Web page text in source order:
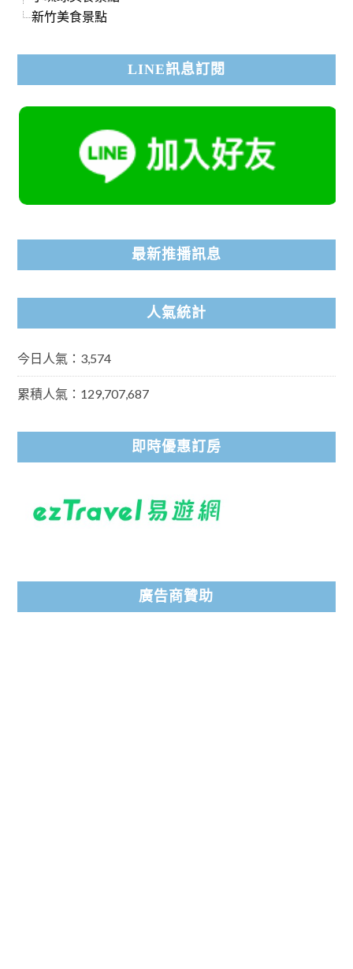
新竹美食景點
LINE訊息訂閱
最新推播訊息
人氣統計
今日人氣：3,574
累積人氣：129,707,687
即時優惠訂房
廣告商贊助